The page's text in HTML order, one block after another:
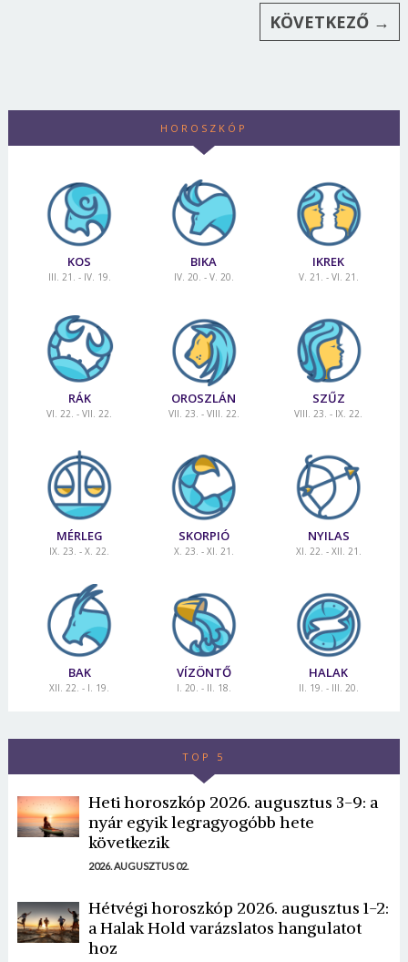
KÖVETKEZŐ →
HOROSZKÓP
KOS
III. 21. - IV. 19.
BIKA
IV. 20. - V. 20.
IKREK
V. 21. - VI. 21.
RÁK
VI. 22. - VII. 22.
OROSZLÁN
VII. 23. - VIII. 22.
SZŰZ
VIII. 23. - IX. 22.
MÉRLEG
IX. 23. - X. 22.
SKORPIÓ
X. 23. - XI. 21.
NYILAS
XI. 22. - XII. 21.
BAK
XII. 22. - I. 19.
VÍZÖNTŐ
I. 20. - II. 18.
HALAK
II. 19. - III. 20.
TOP 5
Heti horoszkóp 2026. augusztus 3-9: a
nyár egyik legragyogóbb hete
következik
2026. AUGUSZTUS 02.
Hétvégi horoszkóp 2026. augusztus 1-2:
a Halak Hold varázslatos hangulatot
hoz